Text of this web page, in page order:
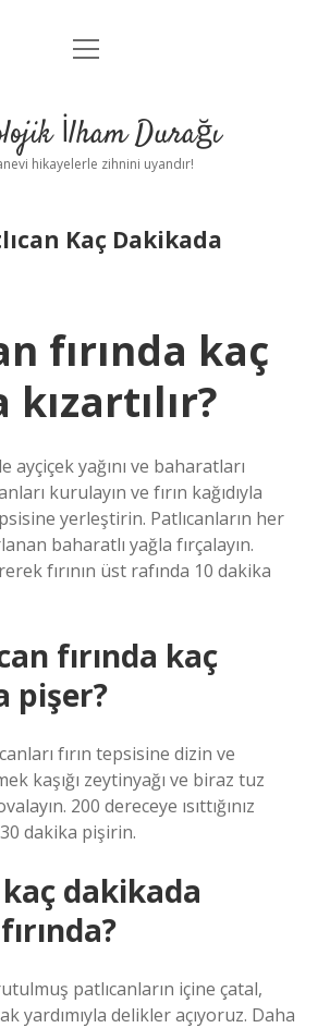
Anasayfa
Yasal Uyarı
menüyü
İlham Durağı
hikayelerle zihnini uyandır!
Kaç Dakikada
fırında kaç
ayçiçek yağını ve baharatları
kurulayın ve fırın kağıdıyla
yerleştirin. Patlıcanların her
baharatlı yağla fırçalayın.
fırının üst rafında 10 dakika
fırında kaç
pişer?
fırın tepsisine dizin ve
kaşığı zeytinyağı ve biraz tuz
200 dereceye ısıttığınız
30 dakika pişirin.
kaç dakikada
patlıcanların içine çatal,
yardımıyla delikler açıyoruz. Daha